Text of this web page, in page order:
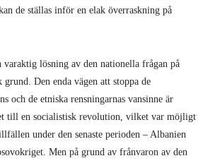
de ställas inför en elak överraskning på
lösning av den nationella frågan på
Den enda vägen att stoppa de
och de etniska rensningarnas vansinne är
till en socialistisk revolution, vilket var möjligt
under den senaste perioden – Albanien
Men på grund av frånvaron av den